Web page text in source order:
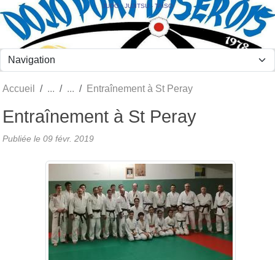
JUDO - JUJITSU - TAÏSO
Accueil Entraînement à St Peray
Entraînement à St Peray
Publiée le 09 févr. 2019
Panneau de gestion des cookies